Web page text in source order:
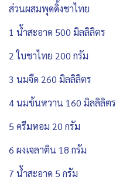
ส่วนผสมพุดดิ้งชาไทย
1 น้ำสะอาด 500 มิลลิลิตร
2 ใบชาไทย 200 กรัม
3 นมจืด 260 มิลลิลิตร
4 นมข้นหวาน 160 มิลลิลิตร
5 ครีมหอม 20 กรัม
6 ผงเจลาติน 18 กรัม
7 น้ำสะอาด 5 กรัม